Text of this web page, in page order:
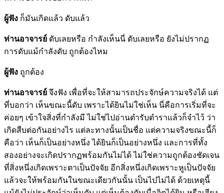
ผู้ฟัง ก็มันเกิดแล้ว ดับแล้ว
ท่านอาจารย์ ดับเลยหรือ กำลังเห็นนี่ ดับเลยหรือ ยังไม่ปรากฏ
การดับแม้กำลังดับ ถูกต้องไหม
ผู้ฟัง ถูกต้อง
ท่านอาจารย์ จึงฟัง เพื่อที่จะให้สามารถประจักษ์ความจริงได้ แต่
ที่บอกว่า เห็นขณะนี้ดับ เพราะได้ยินไม่ใช่เห็น นี่คือการเริ่มที่จะ
ค่อยๆ เข้าใจสิ่งที่กำลังมี ไม่ใช่ไปอ่านตำรับตำราแล้วก็จำไว้ ว่า
เกิดสืบต่อกันอย่างไร แต่ละทางนั้นเป็นชื่อ แต่ความจริงขณะนี้ก็
คือว่า เห็นก็เป็นอย่างหนึ่ง ได้ยินก็เป็นอย่างหนึ่ง และการที่ทั้ง
สองอย่างจะเกิดปรากฏพร้อมกันไม่ได้ ไม่ใช่ความถูกต้องชัดเจน
ที่สิ่งหนึ่งเกิดเพราะตาเป็นปัจจัย อีกสิ่งหนึ่งเกิดเพราะหูเป็นปัจจัย
แล้วจะให้พร้อมกันในขณะเดียวกันนั้น เป็นไปไม่ได้ ด้วยเหตุนี้